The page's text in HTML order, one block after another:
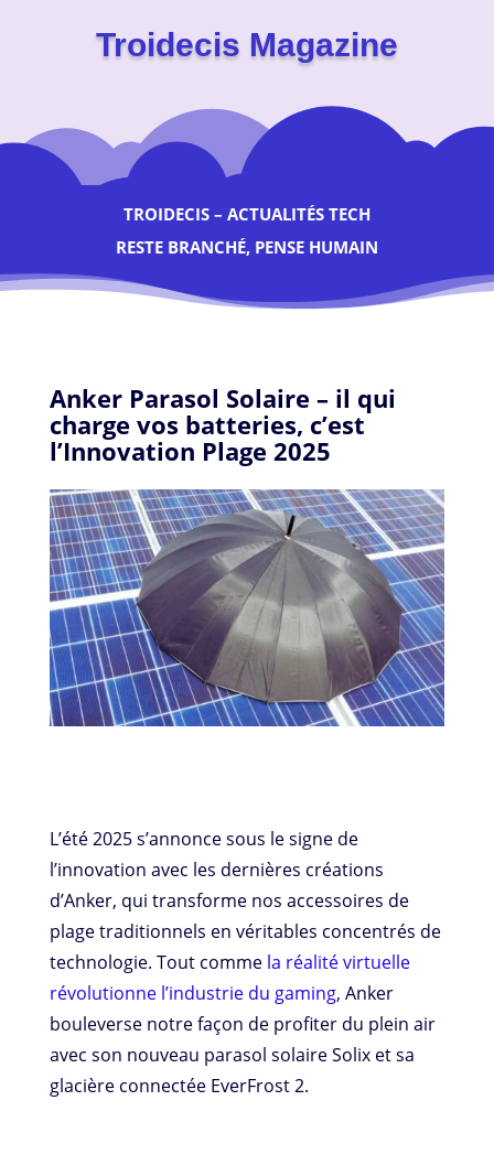
Troidecis Magazine
TROIDECIS – ACTUALITÉS TECH
RESTE BRANCHÉ, PENSE HUMAIN
Anker Parasol Solaire – il qui
charge vos batteries, c’est
l’Innovation Plage 2025
L’été 2025 s’annonce sous le signe de
l’innovation avec les dernières créations
d’Anker, qui transforme nos accessoires de
plage traditionnels en véritables concentrés de
technologie. Tout comme la réalité virtuelle
révolutionne l’industrie du gaming, Anker
bouleverse notre façon de profiter du plein air
avec son nouveau parasol solaire Solix et sa
glacière connectée EverFrost 2.